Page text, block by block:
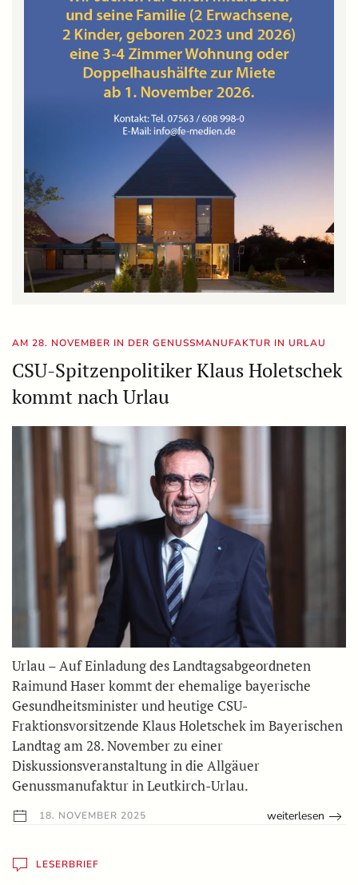
AM 28. NOVEMBER IN DER GENUSSMANUFAKTUR IN URLAU
CSU-Spitzenpolitiker Klaus Holetschek
kommt nach Urlau
Urlau – Auf Einladung des Landtagsabgeordneten
Raimund Haser kommt der ehemalige bayerische
Gesundheitsminister und heutige CSU-
Fraktionsvorsitzende Klaus Holetschek im Bayerischen
Landtag am 28. November zu einer
Diskussionsveranstaltung in die Allgäuer
Genussmanufaktur in Leutkirch-Urlau.
18. NOVEMBER 2025 weiterlesen
LESERBRIEF